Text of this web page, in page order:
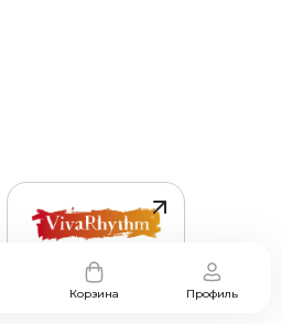
Корзина Профиль